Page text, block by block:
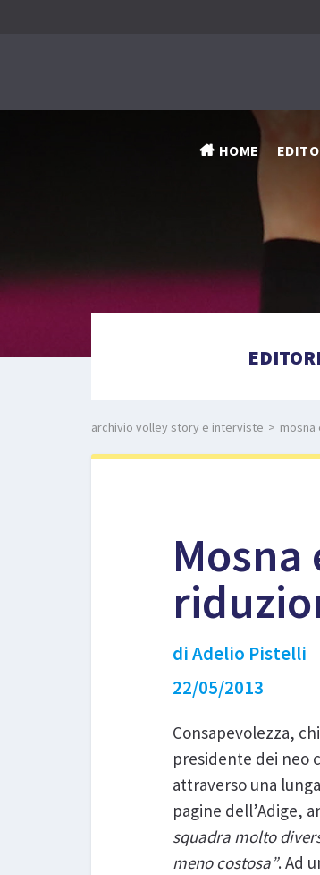
HOME
archivio volley story e interviste >
di Adelio Pistelli
22/05/2013
Consapevolezza,
presidente dei neo
attraverso una
pagine dell’Adige,
squadra molto
meno costosa”. Ad